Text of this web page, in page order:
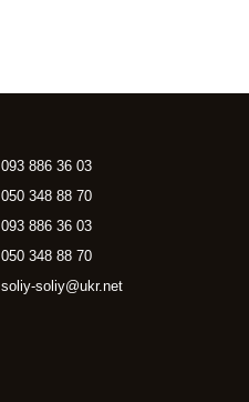
093 886 36 03
050 348 88 70
093 886 36 03
050 348 88 70
soliy-soliy@ukr.net